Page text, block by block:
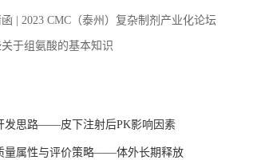
| 2023 CMC（泰州）复杂制剂产业化论坛
于组氨酸的基本知识
发思路——皮下注射后PK影响因素
量属性与评价策略——体外长期释放